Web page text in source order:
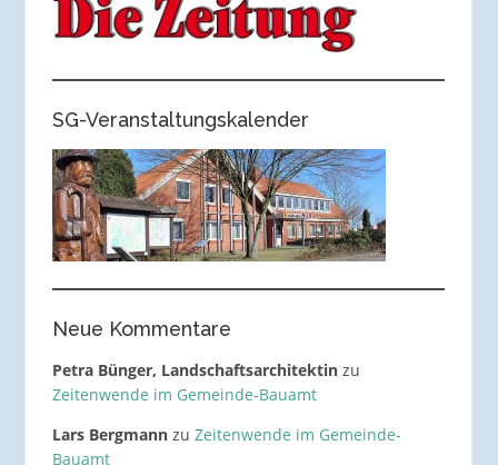
SG-Veranstaltungskalender
Neue Kommentare
Petra Bünger, Landschaftsarchitektinzu
Zeitenwende im Gemeinde-Bauamt
Lars Bergmannzu Zeitenwende im Gemeinde-
Bauamt